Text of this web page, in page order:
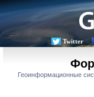
Twitter
Геоинформационные